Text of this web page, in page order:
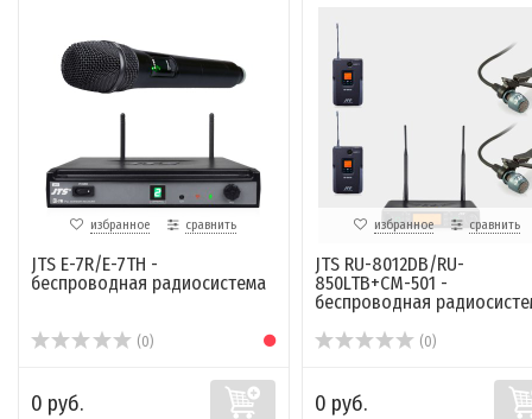
избранное сравнить
JTS E-7R/E-7TH -
беспроводная радиосистема
(0)
0 руб.
избранное сравнить
JTS RU-8012DB/RU-
850LTB+CM-501 -
беспроводная
(0)
0 руб.